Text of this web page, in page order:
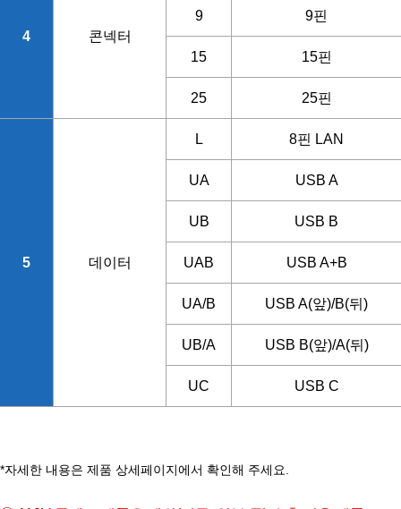
4 콘넥터
9 9핀
15 15핀
25 25핀
5 데이터
L 8핀 LAN
UA USB A
UB USB B
UAB USB A+B
UA/B USB A(앞)/B(뒤)
UB/A USB B(앞)/A(뒤)
UC USB C
*자세한 내용은 제품 상세페이지에서 확인해 주세요.